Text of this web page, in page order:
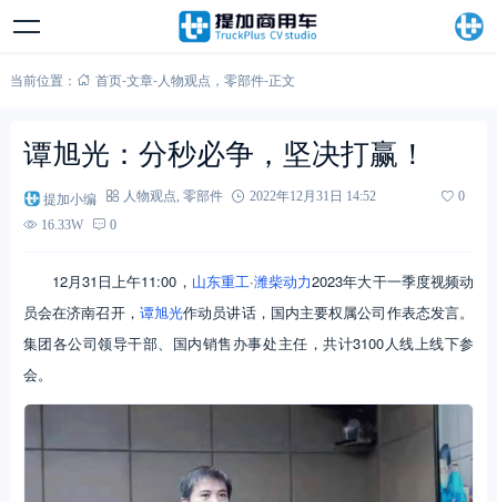
当前位置： 首页-文章-人物观点 ， 零部件-正文
谭旭光：分秒必争，坚决打赢！
提加小编 人物观点 零部件 2022年12月31日 14:52
0
16.33W
0
12月31日上午11:00， 山东重工·潍柴动力2023年大干一季度视频动
员会在济南召开， 谭旭光作动员讲话，国内主要权属公司作表态发言。
集团各公司领导干部、国内销售办事处主任，共计3100人线上线下参
会。